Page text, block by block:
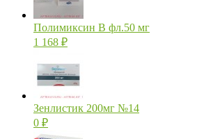
Полимиксин В фл.50 мг
1 168 ₽
Зенлистик 200мг №14
0 ₽